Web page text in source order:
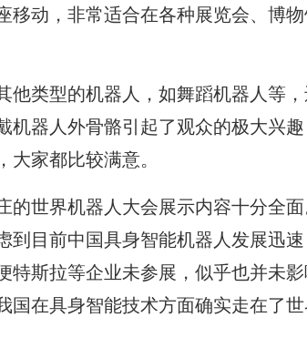
移动，非常适合在各种展览会、博
他类型的机器人，如舞蹈机器人等
机器人外骨骼引起了观众的极大兴
大家都比较满意。
的世界机器人大会展示内容十分全
到目前中国具身智能机器人发展迅
特斯拉等企业未参展，似乎也并未
国在具身智能技术方面确实走在了世